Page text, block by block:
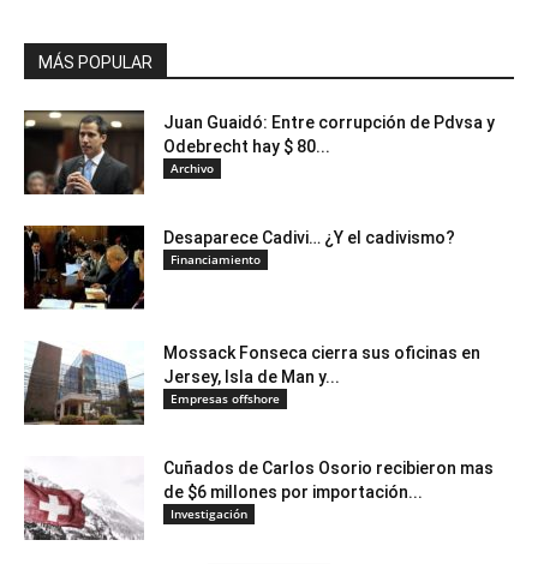
MÁS POPULAR
Juan Guaidó: Entre corrupción de Pdvsa y
Odebrecht hay $ 80...
Archivo
Desaparece Cadivi… ¿Y el cadivismo?
Financiamiento
Mossack Fonseca cierra sus oficinas en
Jersey, Isla de Man y...
Empresas offshore
Cuñados de Carlos Osorio recibieron mas
de $6 millones por importación...
Investigación